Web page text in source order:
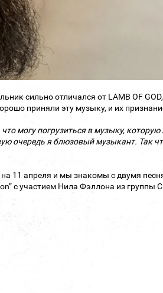
сильно отличался от LAMB OF
приняли эту музыку, и их
что могу погрузиться в музыку,
очередь я блюзовый музыкант. Так
11 апреля и мы знакомы с двумя
с участием Нила Фэллона из